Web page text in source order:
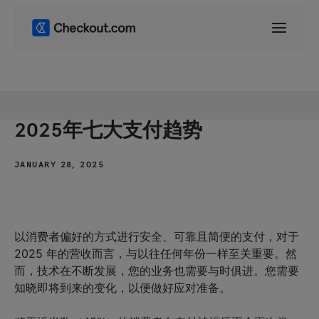
2025年七大支付趋势
JANUARY 28, 2025
以消费者偏好的方式进行安全、可靠且简便的支付，对于
2025 年的营收而言，与以往任何年份一样至关重要。然
而，技术在不断发展，您的业务也需要与时俱进。您需要
知晓即将到来的变化，以便做好应对准备。